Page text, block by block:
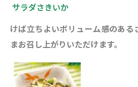
サラダさきいか
けば立ちよいボリューム感のある
まお召し上がりいただけます。